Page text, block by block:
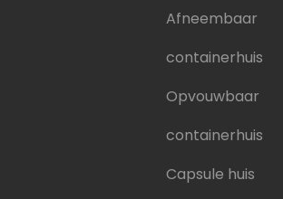
Afneembaar
containerhuis
Opvouwbaar
containerhuis
Capsule huis